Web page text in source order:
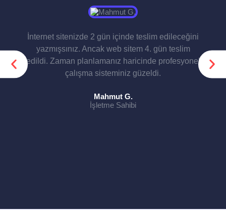
İnternet sitenizde 2 gün içinde teslim edileceğini
yazmışsınız. Ancak web sitem 4. gün teslim
edildi. Zaman planlamanız haricinde profesyonel
çalışma sisteminiz güzeldi.
Mahmut G.
İşletme Sahibi